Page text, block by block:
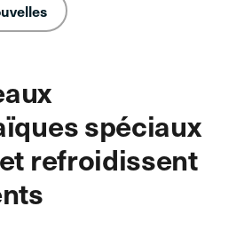
spéciaux
refroidissent